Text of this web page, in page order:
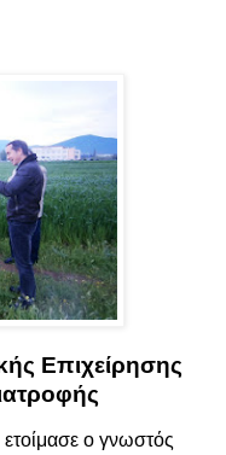
Επιχείρησης
ο γνωστός